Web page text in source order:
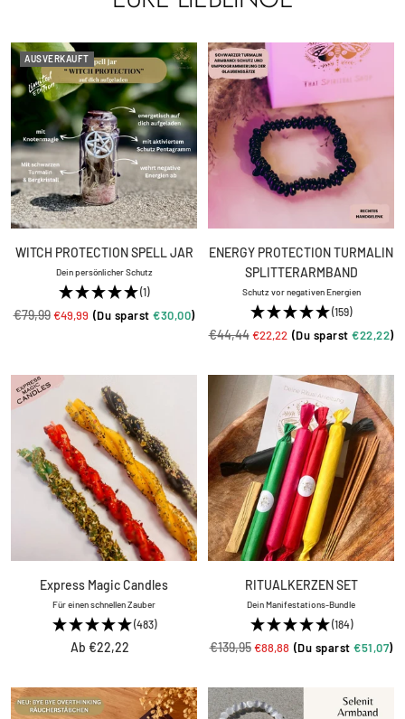
AUSVERKAUFT
WITCH PROTECTION SPELL JAR
Dein persönlicher Schutz
(1)
Angebotspreis
€49,99
Regulärer
€79,99 (Du sparst €30,00)
ENERGY PROTECTION TURMALIN
SPLITTERARMBAND
Schutz vor negativen Energien
(159)
Angebotspreis
€22,22
Regulärer
€44,44 (Du sparst €22,22)
Express Magic Candles
Für einen schnellen Zauber
(483)
Angebotspreis
Ab €22,22
RITUALKERZEN SET
Dein Manifestations-Bundle
(184)
Angebotspreis
€88,88
Regulärer
€139,95 (Du sparst €51,07)